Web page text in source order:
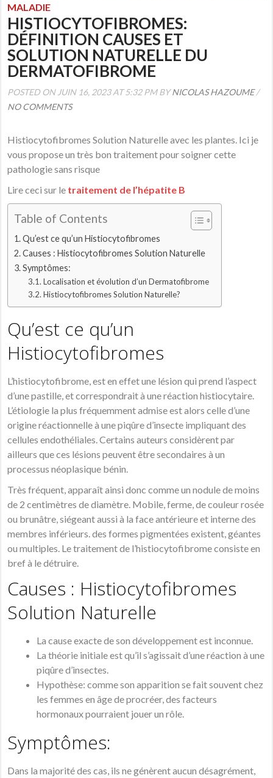
MALADIE
HISTIOCYTOFIBROMES:
DÉFINITION CAUSES ET
SOLUTION NATURELLE DU
DERMATOFIBROME
POSTED ON JUIN 16, 2023 AT 5:32 PM BYNICOLAS HAZOUME/
NO COMMENTS
Histiocytofibromes Solution Naturelle avec les plantes. Ici je
vous propose un très bon traitement pour soigner cette
pathologie sans risque
Lire ceci sur le traitement de l’hépatite B
Table of Contents
Qu’est ce qu’un Histiocytofibromes
Causes : Histiocytofibromes Solution Naturelle
Symptômes:
Localisation et évolution d’un Dermatofibrome
Histiocytofibromes Solution Naturelle?
Qu’est ce qu’un
Histiocytofibromes
L’histiocytofibrome, est en effet une lésion qui prend l’aspect
d’une pastille, et correspondrait à une réaction histiocytaire.
L’étiologie la plus fréquemment admise est alors celle d’une
origine réactionnelle à une piqûre d’insecte impliquant des
cellules endothéliales. Certains auteurs considèrent par
ailleurs que ces lésions peuvent être secondaires à un
processus néoplasique bénin.
Très fréquent, apparaît ainsi donc comme un nodule de moins
de 2 centimètres de diamètre. Mobile, ferme, de couleur rosée
ou brunâtre, siégeant aussi à la face antérieure et interne des
membres inférieurs. des formes pigmentées existent, géantes
ou multiples. Le traitement de l’histiocytofibrome consiste en
bref à le détruire.
Causes : Histiocytofibromes
Solution Naturelle
La cause exacte de son développement est inconnue.
La théorie initiale est qu’il s’agissait d’une réaction à une
piqûre d’insectes.
Hypothèse: comme son apparition se fait souvent chez
les femmes en âge de procréer, des facteurs
hormonaux pourraient jouer un rôle.
Symptômes:
Dans la majorité des cas, ils ne génèrent aucun désagrément,